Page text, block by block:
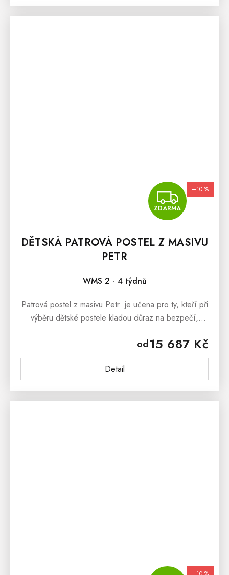
ZDARMA
–10 %
DĚTSKÁ PATROVÁ POSTEL Z MASIVU
PETR
WMS 2 - 4 týdnů
od15 687 Kč
Detail
Patrová postel z masivu Petr je učena pro ty, kteří při
výběru dětské postele kladou důraz na bezpečí,
z masivního...